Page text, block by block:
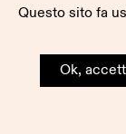
Questo sito fa
Ok,